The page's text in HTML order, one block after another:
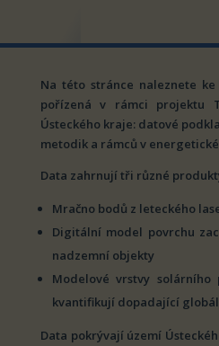
Na této stránce naleznete
pořízená v rámci projektu
Ústeckého kraje: datové
metodik a rámců v
Data zahrnují tři různé
Mračno bodů z leteckého
Digitální model povrchu
nadzemní objekty
Modelové vrstvy
kvantifikují dopadající
Data pokrývají území